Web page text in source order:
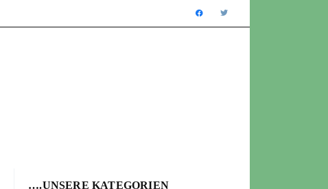
….UNSERE KATEGORIEN